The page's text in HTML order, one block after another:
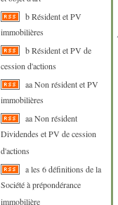
b Résident et PV
immobilières
b Résident et PV de
cession d'actions
aa Non résident et PV
immobilières
aa Non résident
Dividendes et PV de cession
d'actions
a les 6 définitions de la
Société à prépondérance
immobilière